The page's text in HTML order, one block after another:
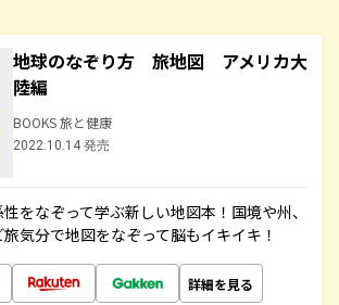
地球のなぞり方 旅地図 アメリカ大
陸編
BOOKS 旅と健康
2022.10.14 発売
をなぞって学ぶ新しい地図本！国境や州、
気分で地図をなぞって脳もイキイキ！
詳細を見る